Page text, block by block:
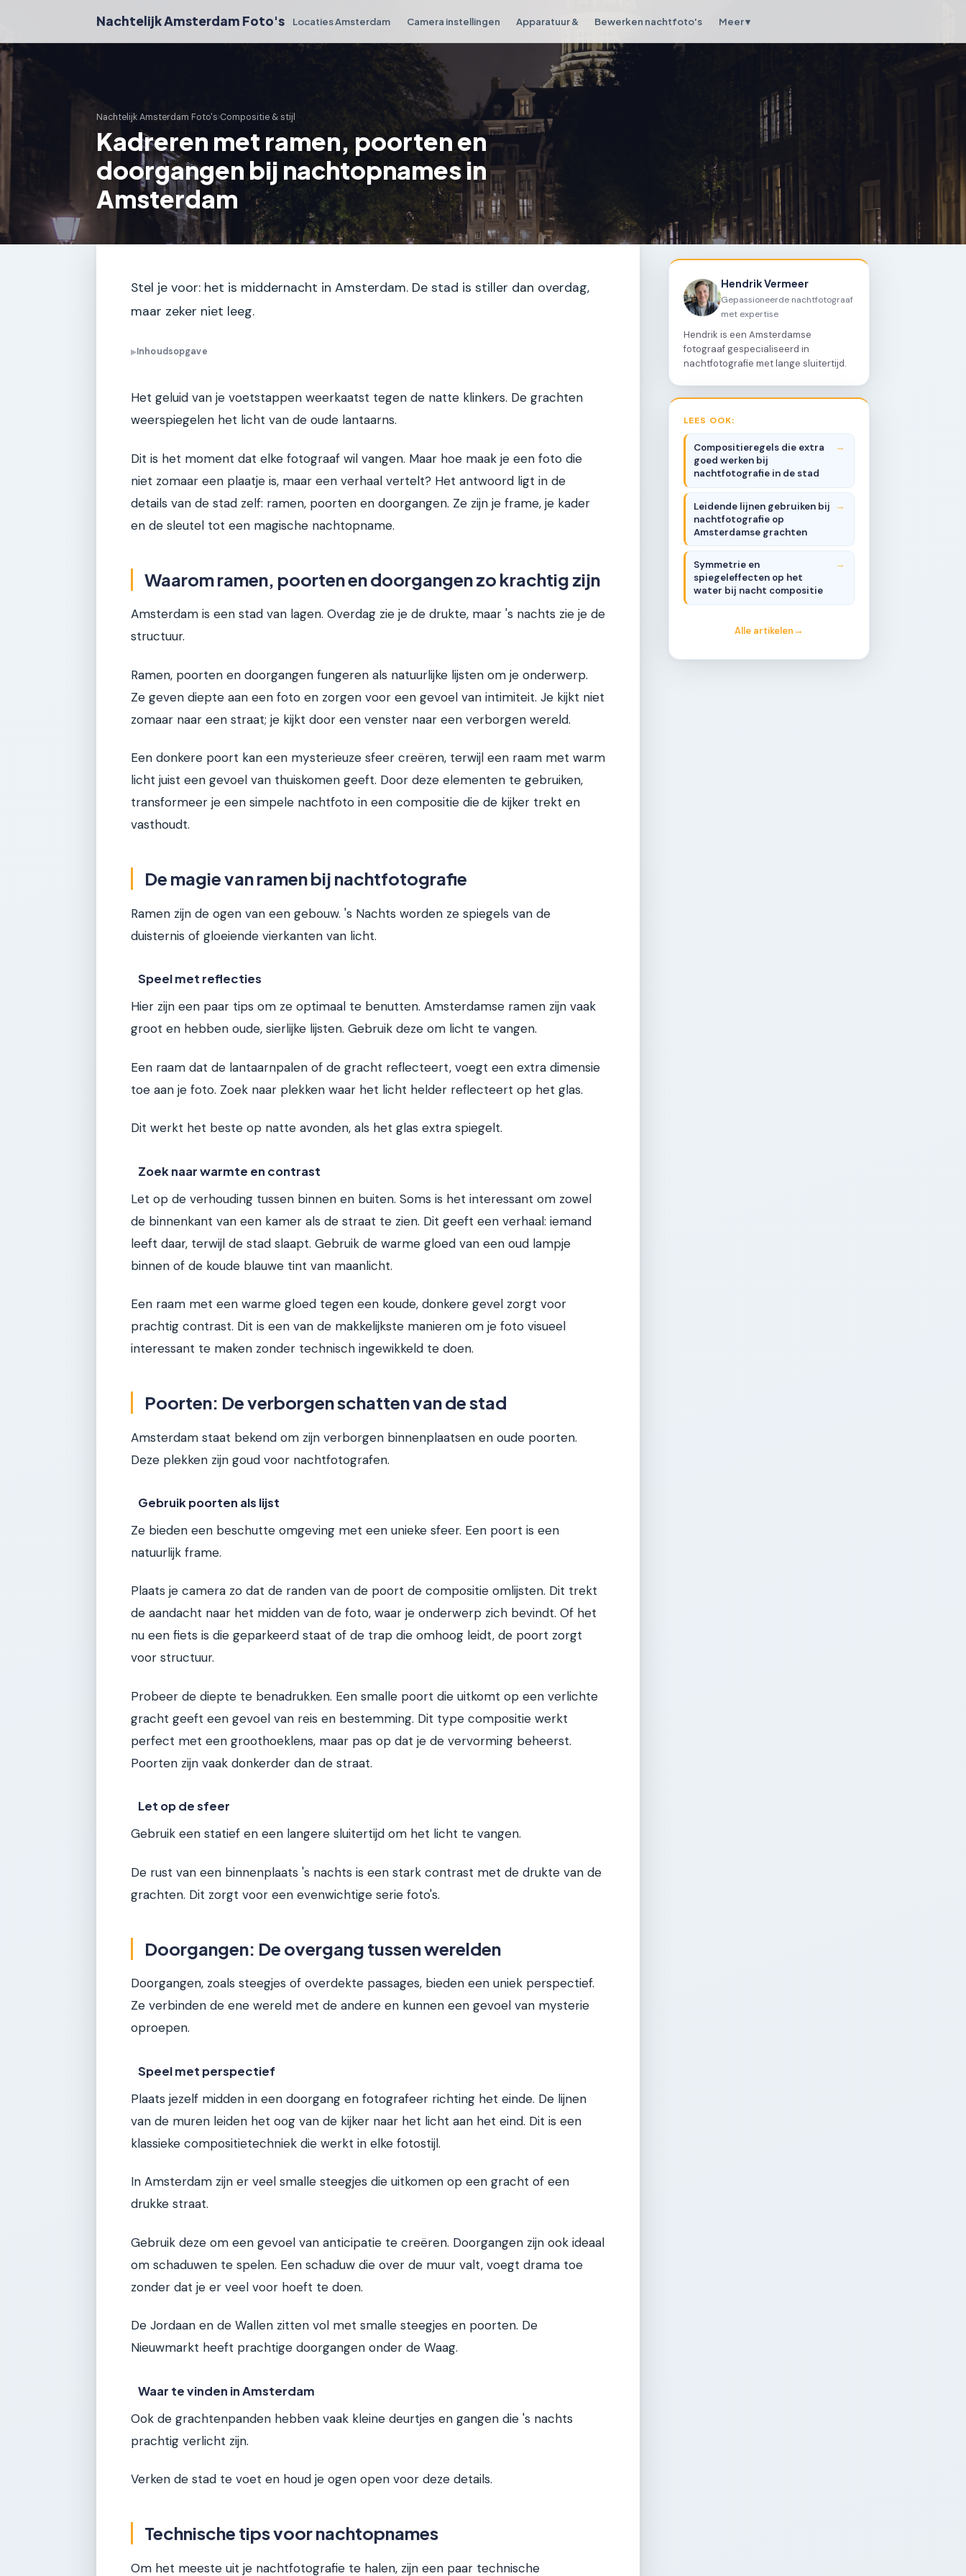
Nachtelijk Amsterdam Foto's Locaties Amsterdam Camera instellingen Apparatuur & Bewerken nachtfoto's Meer ▾
Nachtelijk Amsterdam Foto's›Compositie & stijl
Kadreren met ramen, poorten en
doorgangen bij nachtopnames in
Amsterdam
Stel je voor: het is middernacht in Amsterdam. De stad is stiller dan overdag,
maar zeker niet leeg.
▶Inhoudsopgave
Het geluid van je voetstappen weerkaatst tegen de natte klinkers. De grachten
weerspiegelen het licht van de oude lantaarns.
Dit is het moment dat elke fotograaf wil vangen. Maar hoe maak je een foto die
niet zomaar een plaatje is, maar een verhaal vertelt? Het antwoord ligt in de
details van de stad zelf: ramen, poorten en doorgangen. Ze zijn je frame, je kader
en de sleutel tot een magische nachtopname.
Waarom ramen, poorten en doorgangen zo krachtig zijn
Amsterdam is een stad van lagen. Overdag zie je de drukte, maar 's nachts zie je de
structuur.
Ramen, poorten en doorgangen fungeren als natuurlijke lijsten om je onderwerp.
Ze geven diepte aan een foto en zorgen voor een gevoel van intimiteit. Je kijkt niet
zomaar naar een straat; je kijkt door een venster naar een verborgen wereld.
Een donkere poort kan een mysterieuze sfeer creëren, terwijl een raam met warm
licht juist een gevoel van thuiskomen geeft. Door deze elementen te gebruiken,
transformeer je een simpele nachtfoto in een compositie die de kijker trekt en
vasthoudt.
De magie van ramen bij nachtfotografie
Ramen zijn de ogen van een gebouw. 's Nachts worden ze spiegels van de
duisternis of gloeiende vierkanten van licht.
Speel met reflecties
Hier zijn een paar tips om ze optimaal te benutten. Amsterdamse ramen zijn vaak
groot en hebben oude, sierlijke lijsten. Gebruik deze om licht te vangen.
Een raam dat de lantaarnpalen of de gracht reflecteert, voegt een extra dimensie
toe aan je foto. Zoek naar plekken waar het licht helder reflecteert op het glas.
Dit werkt het beste op natte avonden, als het glas extra spiegelt.
Zoek naar warmte en contrast
Let op de verhouding tussen binnen en buiten. Soms is het interessant om zowel
de binnenkant van een kamer als de straat te zien. Dit geeft een verhaal: iemand
leeft daar, terwijl de stad slaapt. Gebruik de warme gloed van een oud lampje
binnen of de koude blauwe tint van maanlicht.
Een raam met een warme gloed tegen een koude, donkere gevel zorgt voor
prachtig contrast. Dit is een van de makkelijkste manieren om je foto visueel
interessant te maken zonder technisch ingewikkeld te doen.
Poorten: De verborgen schatten van de stad
Amsterdam staat bekend om zijn verborgen binnenplaatsen en oude poorten.
Deze plekken zijn goud voor nachtfotografen.
Gebruik poorten als lijst
Ze bieden een beschutte omgeving met een unieke sfeer. Een poort is een
natuurlijk frame.
Plaats je camera zo dat de randen van de poort de compositie omlijsten. Dit trekt
de aandacht naar het midden van de foto, waar je onderwerp zich bevindt. Of het
nu een fiets is die geparkeerd staat of de trap die omhoog leidt, de poort zorgt
voor structuur.
Probeer de diepte te benadrukken. Een smalle poort die uitkomt op een verlichte
gracht geeft een gevoel van reis en bestemming. Dit type compositie werkt
perfect met een groothoeklens, maar pas op dat je de vervorming beheerst.
Poorten zijn vaak donkerder dan de straat.
Let op de sfeer
Gebruik een statief en een langere sluitertijd om het licht te vangen.
De rust van een binnenplaats 's nachts is een stark contrast met de drukte van de
grachten. Dit zorgt voor een evenwichtige serie foto's.
Doorgangen: De overgang tussen werelden
Doorgangen, zoals steegjes of overdekte passages, bieden een uniek perspectief.
Ze verbinden de ene wereld met de andere en kunnen een gevoel van mysterie
oproepen.
Speel met perspectief
Plaats jezelf midden in een doorgang en fotografeer richting het einde. De lijnen
van de muren leiden het oog van de kijker naar het licht aan het eind. Dit is een
klassieke compositietechniek die werkt in elke fotostijl.
In Amsterdam zijn er veel smalle steegjes die uitkomen op een gracht of een
drukke straat.
Gebruik deze om een gevoel van anticipatie te creëren. Doorgangen zijn ook ideaal
om schaduwen te spelen. Een schaduw die over de muur valt, voegt drama toe
zonder dat je er veel voor hoeft te doen.
De Jordaan en de Wallen zitten vol met smalle steegjes en poorten. De
Nieuwmarkt heeft prachtige doorgangen onder de Waag.
Waar te vinden in Amsterdam
Ook de grachtenpanden hebben vaak kleine deurtjes en gangen die 's nachts
prachtig verlicht zijn.
Verken de stad te voet en houd je ogen open voor deze details.
Technische tips voor nachtopnames
Om het meeste uit je nachtfotografie te halen, zijn een paar technische
Hendrik Vermeer
Gepassioneerde nachtfotograaf
met expertise
Hendrik is een Amsterdamse
fotograaf gespecialiseerd in
nachtfotografie met lange sluitertijd.
LEES OOK:
Compositieregels die extra
goed werken bij
nachtfotografie in de stad
Leidende lijnen gebruiken bij
nachtfotografie op
Amsterdamse grachten
Symmetrie en
spiegeleffecten op het
water bij nacht compositie
Alle artikelen